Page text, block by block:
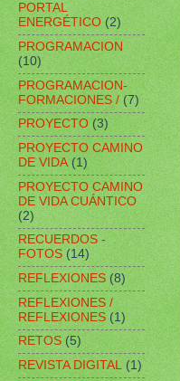
PORTAL
ENERGÉTICO (2)
PROGRAMACION
(10)
PROGRAMACION-
FORMACIONES / (7)
PROYECTO (3)
PROYECTO CAMINO
DE VIDA (1)
PROYECTO CAMINO
DE VIDA CUÁNTICO
(2)
RECUERDOS -
FOTOS (14)
REFLEXIONES (8)
REFLEXIONES /
REFLEXIONES (1)
RETOS (5)
REVISTA DIGITAL (1)